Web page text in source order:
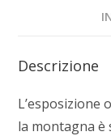
Descrizione
L’esposizione
la montagna